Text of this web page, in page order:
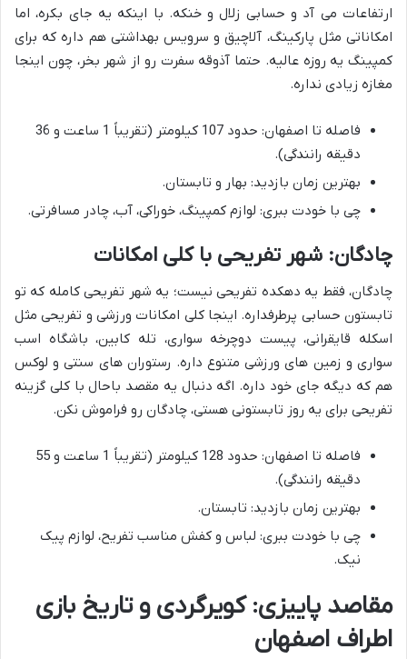
ارتفاعات می آد و حسابی زلال و خنکه. با اینکه یه جای بکره، اما
امکاناتی مثل پارکینگ، آلاچیق و سرویس بهداشتی هم داره که برای
کمپینگ یه روزه عالیه. حتما آذوقه سفرت رو از شهر بخر، چون اینجا
مغازه زیادی نداره.
فاصله تا اصفهان: حدود 107 کیلومتر (تقریباً 1 ساعت و 36
دقیقه رانندگی).
بهترین زمان بازدید: بهار و تابستان.
چی با خودت ببری: لوازم کمپینگ، خوراکی، آب، چادر مسافرتی.
چادگان: شهر تفریحی با کلی امکانات
چادگان، فقط یه دهکده تفریحی نیست؛ یه شهر تفریحی کامله که تو
تابستون حسابی پرطرفداره. اینجا کلی امکانات ورزشی و تفریحی مثل
اسکله قایقرانی، پیست دوچرخه سواری، تله کابین، باشگاه اسب
سواری و زمین های ورزشی متنوع داره. رستوران های سنتی و لوکس
هم که دیگه جای خود داره. اگه دنبال یه مقصد باحال با کلی گزینه
تفریحی برای یه روز تابستونی هستی، چادگان رو فراموش نکن.
فاصله تا اصفهان: حدود 128 کیلومتر (تقریباً 1 ساعت و 55
دقیقه رانندگی).
بهترین زمان بازدید: تابستان.
چی با خودت ببری: لباس و کفش مناسب تفریح، لوازم پیک
نیک.
مقاصد پاییزی: کویرگردی و تاریخ بازی
اطراف اصفهان